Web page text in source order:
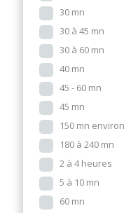
30 mn
30 à 45 mn
30 à 60 mn
40 mn
45 - 60 mn
45 mn
150 mn environ
180 à 240 mn
2 à 4 heures
5 à 10 mn
60 mn